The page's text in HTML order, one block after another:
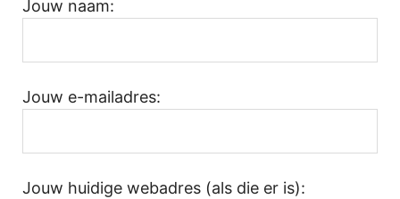
Jouw naam:
Jouw e-mailadres:
Jouw huidige webadres (als die er is):